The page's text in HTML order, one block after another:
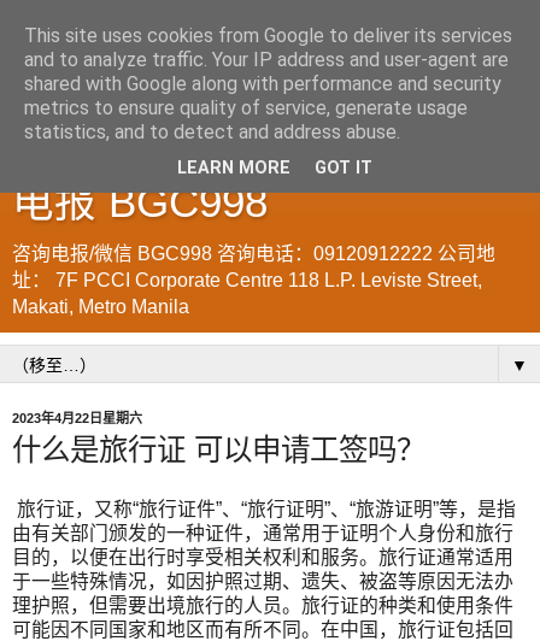
菲律宾998VISA移民公司
WWW.SRRV.DE 咨询微信/
电报 BGC998
咨询电报/微信 BGC998 咨询电话：09120912222 公司地
址： 7F PCCI Corporate Centre 118 L.P. Leviste Street,
Makati, Metro Manila
▼
2023年4月22日星期六
什么是旅行证 可以申请工签吗？
旅行证，又称“旅行证件”、“旅行证明”、“旅游证明”等，是指
由有关部门颁发的一种证件，通常用于证明个人身份和旅行
目的，以便在出行时享受相关权利和服务。旅行证通常适用
于一些特殊情况，如因护照过期、遗失、被盗等原因无法办
理护照，但需要出境旅行的人员。旅行证的种类和使用条件
可能因不同国家和地区而有所不同。在中国，旅行证包括回
This site uses cookies from Google to deliver its services
and to analyze traffic. Your IP address and user-agent are
shared with Google along with performance and security
metrics to ensure quality of service, generate usage
statistics, and to detect and address abuse.
LEARN MORE GOT IT